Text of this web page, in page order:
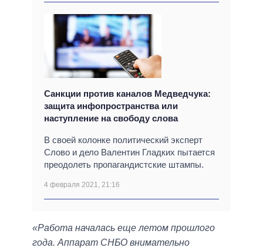
Санкции против каналов Медведчука:
защита инфопространства или
наступление на свободу слова
В своей колонке политический эксперт
Слово и дело Валентин Гладких пытается
преодолеть пропагандистские штампы.
4 февраля 2021, 21:16
«Работа началась еще летом прошлого
года. Аппарат СНБО внимательно